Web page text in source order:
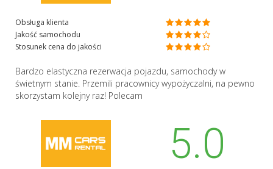
Obsługa klienta
Jakość samochodu
Stosunek cena do jakości
Bardzo elastyczna rezerwacja pojazdu, samochody w
świetnym stanie. Przemili pracownicy wypożyczalni, na pewno
skorzystam kolejny raz! Polecam
5.0